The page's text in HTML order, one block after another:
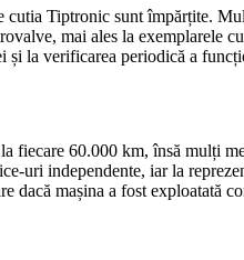
Tiptronic sunt împărțite.
mai ales la
și la verificarea periodică a
fiecare 60.000 km, însă mulți
uri independente, iar la
dacă mașina a fost exploatată